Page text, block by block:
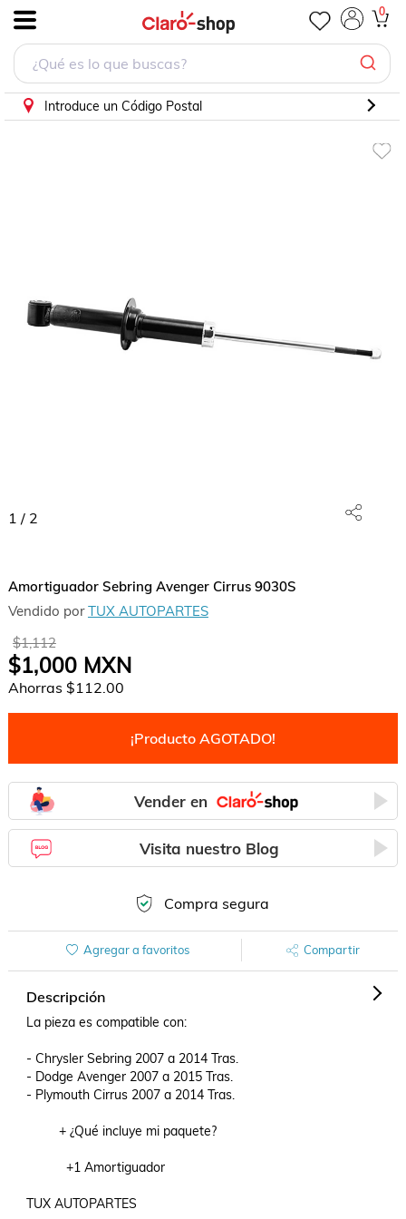
0
Introduce un Código Postal
1 / 2
Amortiguador Sebring Avenger Cirrus 9030S
Vendido porTUX AUTOPARTES
$1,112
$1,000MXN
Ahorras $112.00
¡Producto AGOTADO!
Vender en
Visita nuestro Blog
Compra segura
Agregar a favoritos Compartir
Descripción
La pieza es compatible con:
- Chrysler Sebring 2007 a 2014 Tras.
- Dodge Avenger 2007 a 2015 Tras.
- Plymouth Cirrus 2007 a 2014 Tras.
         + ¿Qué incluye mi paquete?
           +1 Amortiguador
TUX AUTOPARTES
Amortiguador Sebring Avenger Cirrus 9030S